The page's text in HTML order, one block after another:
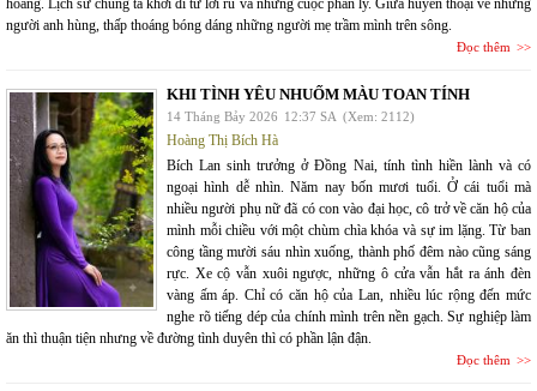
hoang. Lịch sử chúng ta khởi đi từ lời ru và những cuộc phân ly. Giữa huyền thoại về những
người anh hùng, thấp thoáng bóng dáng những người mẹ trầm mình trên sông.
Đọc thêm
KHI TÌNH YÊU NHUỐM MÀU TOAN TÍNH
14 Tháng Bảy 2026 12:37 SA (Xem: 2112)
Hoàng Thị Bích Hà
Bích Lan sinh trưởng ở Đồng Nai, tính tình hiền lành và có
ngoại hình dễ nhìn. Năm nay bốn mươi tuổi. Ở cái tuổi mà
nhiều người phụ nữ đã có con vào đại học, cô trở về căn hộ của
mình mỗi chiều với một chùm chìa khóa và sự im lặng. Từ ban
công tầng mười sáu nhìn xuống, thành phố đêm nào cũng sáng
rực. Xe cộ vẫn xuôi ngược, những ô cửa vẫn hắt ra ánh đèn
vàng ấm áp. Chỉ có căn hộ của Lan, nhiều lúc rộng đến mức
nghe rõ tiếng dép của chính mình trên nền gạch. Sự nghiệp làm
ăn thì thuận tiện nhưng về đường tình duyên thì có phần lận đận.
Đọc thêm